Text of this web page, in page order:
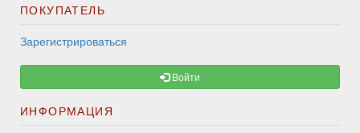
ПОКУПАТЕЛЬ
Зарегистрироваться
Войти
ИНФОРМАЦИЯ